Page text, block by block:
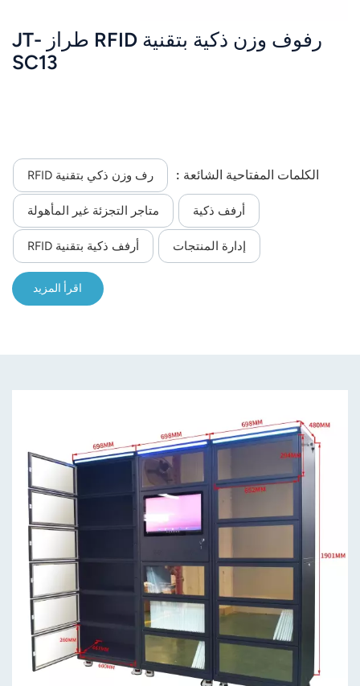
رفوف وزن ذكية بتقنية RFID طراز JT-
SC13
الكلمات المفتاحية الشائعة : رف وزن ذكي بتقنية RFID
أرفف ذكية متاجر التجزئة غير المأهولة
إدارة المنتجات أرفف ذكية بتقنية RFID
اقرأ المزيد